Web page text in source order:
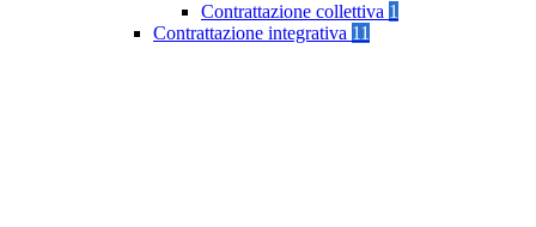
Contrattazione collettiva 1
Contrattazione integrativa 11